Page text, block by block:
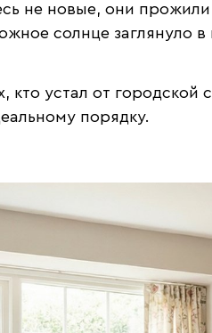
не новые, они прожили
солнце заглянуло
кто устал от
порядку.